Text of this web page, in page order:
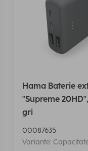
Hama Baterie
"Supreme
gri
00087635
Variante: